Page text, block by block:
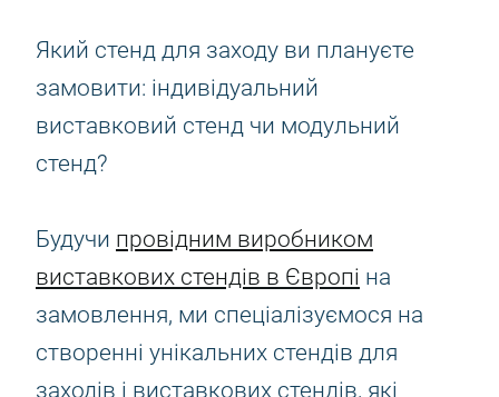
Який стенд для заходу ви плануєте
замовити: індивідуальний
виставковий стенд чи модульний
стенд?
Будучи провідним виробником
виставкових стендів в Європі на
замовлення, ми спеціалізуємося на
створенні унікальних стендів для
заходів і виставкових стендів, які